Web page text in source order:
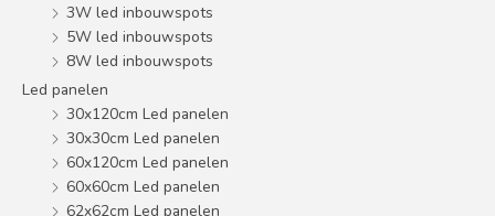
3W led inbouwspots
5W led inbouwspots
8W led inbouwspots
Led panelen
30x120cm Led panelen
30x30cm Led panelen
60x120cm Led panelen
60x60cm Led panelen
62x62cm Led panelen